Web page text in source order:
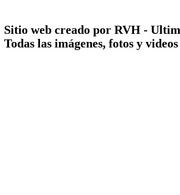
Sitio web creado por RVH -
Todas las imágenes, fotos y